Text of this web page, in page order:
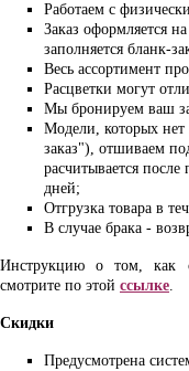
Работаем с
Заказ оформляется
заполняется бланк-
Весь ассортимент
Расцветки могут
Мы бронируем ваш
Модели, которых
заказ"), отшиваем
расчитывается
дней;
Отгрузка товара в
В случае брака -
Инструкцию о том, как
смотрите по этой ссылке.
Скидки
Предусмотрена